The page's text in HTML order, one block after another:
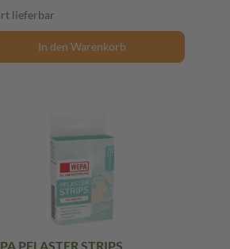
lieferbar
In den Warenkorb
PFLASTER STRIPS